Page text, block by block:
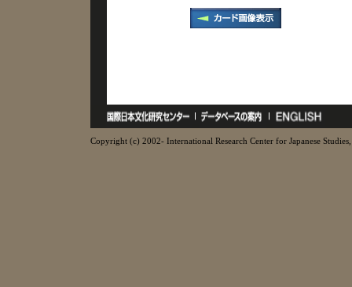
Copyright (c) 2002- International Research Center for Japanese